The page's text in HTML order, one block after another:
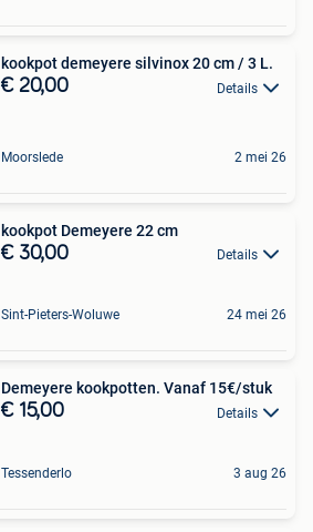
kookpot demeyere silvinox 20 cm / 3 L.
€ 20,00 Details
Moorslede 2 mei 26
kookpot Demeyere 22 cm
€ 30,00 Details
Sint-Pieters-Woluwe 24 mei 26
Demeyere kookpotten. Vanaf 15€/stuk
€ 15,00 Details
Tessenderlo 3 aug 26